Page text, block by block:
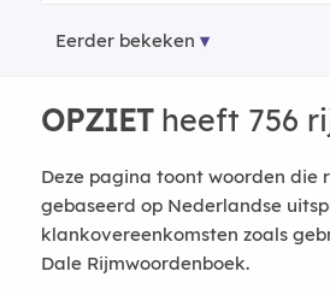
Eerder bekeken
OPZIETheeft 756
Deze pagina toont woorden die
gebaseerd op Nederlandse
klankovereenkomsten zoals
Dale Rijmwoordenboek.